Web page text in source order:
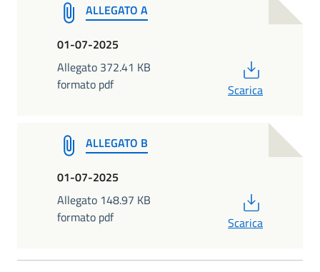
ALLEGATO A
01-07-2025
Allegato 372.41 KB
formato pdf
Scarica
ALLEGATO B
01-07-2025
Allegato 148.97 KB
formato pdf
Scarica